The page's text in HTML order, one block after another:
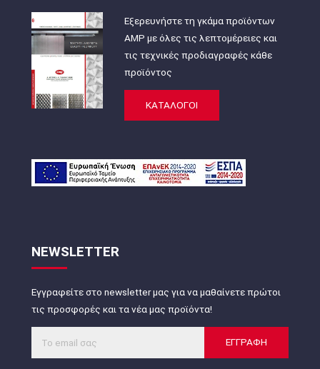
Εξερευνήστε τη γκάμα προϊόντων
AMP με όλες τις λεπτομέρειες και
τις τεχνικές προδιαγραφές κάθε
προϊόντος
ΚΑΤΑΛΟΓΟΙ
NEWSLETTER
Εγγραφείτε στο newsletter μας για να μαθαίνετε πρώτοι
τις προσφορές και τα νέα μας προϊόντα!
ΕΓΓΡΑΦΗ